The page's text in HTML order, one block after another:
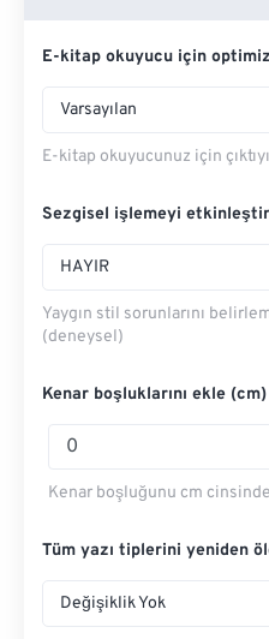
Url'den
E-kitap okuyucu için
Varsayılan
E-kitap okuyucunuz için
Sezgisel işlemeyi
HAYIR
Yaygın stil sorunlarını
(deneysel)
Kenar boşluklarını ekle (cm)
Kenar boşluğunu cm
Tüm yazı tiplerini yeniden
Değişiklik Yok